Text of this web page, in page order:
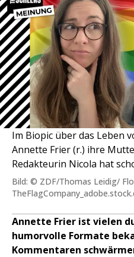
Im Biopic über das Leben
Annette Frier (r.) ihre
Redakteurin Nicola hat
Bild: © ZDF/Thomas Leidig/
Annette Frier ist vielen
humorvolle Formate
Kommentaren